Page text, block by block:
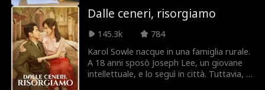
Nonostante l'ostilità dei suoi nuovi parenti
e le macchinazioni di una falsa ereditiera,
Cecilia rimane determinata. Si concentra
intensamente sui suoi studi, sfruttando
ogni risorsa disponibile per eccellere
accademicamente. La sua dedizione
instancabile le garantisce infine un posto
Dalle ceneri, risorgiamo
145.3k
784
Karol Sowle nacque in una famiglia rurale.
A 18 anni sposò Joseph Lee, un giovane
intellettuale, e lo seguì in città. Tuttavia, la